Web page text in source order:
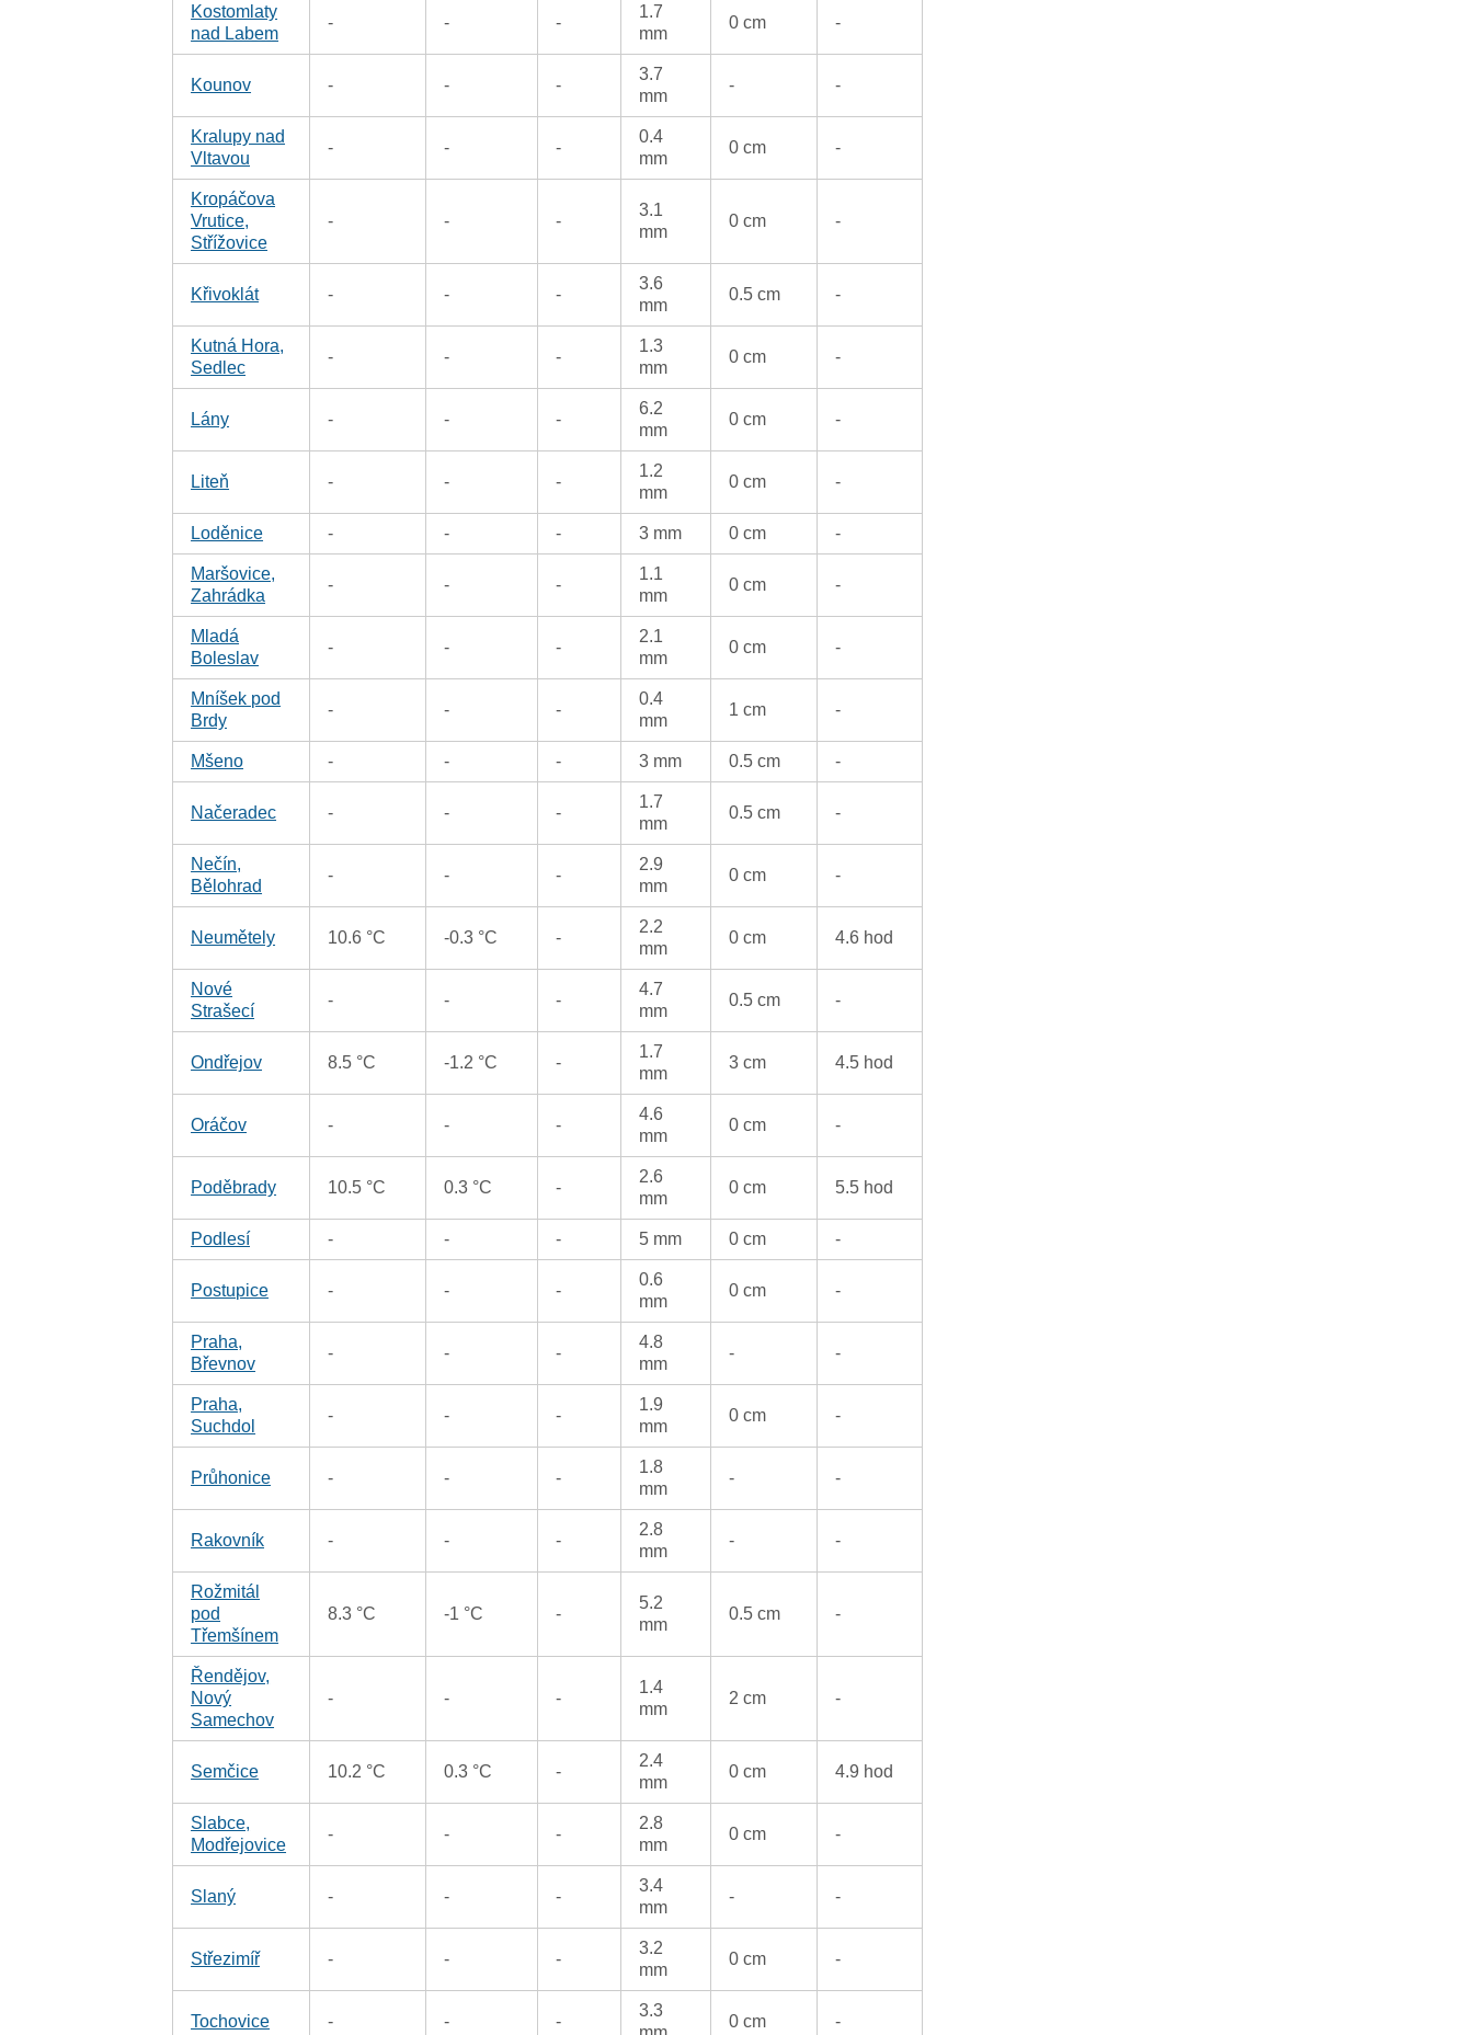
Kostomlaty
nad Labem
- - -
1.7
mm
0 cm -
Kounov - - -
3.7
mm
- -
Kralupy nad
Vltavou
- - -
0.4
mm
0 cm -
Kropáčova
Vrutice,
Střížovice
- - -
3.1
mm
0 cm -
Křivoklát - - -
3.6
mm
0.5 cm -
Kutná Hora,
Sedlec
- - -
1.3
mm
0 cm -
Lány - - -
6.2
mm
0 cm -
Liteň - - -
1.2
mm
0 cm -
Loděnice - - - 3 mm 0 cm -
Maršovice,
Zahrádka
- - -
1.1
mm
0 cm -
Mladá
Boleslav
- - -
2.1
mm
0 cm -
Mníšek pod
Brdy
- - -
0.4
mm
1 cm -
Mšeno - - - 3 mm 0.5 cm -
Načeradec - - -
1.7
mm
0.5 cm -
Nečín,
Bělohrad
- - -
2.9
mm
0 cm -
Neumětely 10.6 °C -0.3 °C -
2.2
mm
0 cm 4.6 hod
Nové
Strašecí
- - -
4.7
mm
0.5 cm -
Ondřejov 8.5 °C -1.2 °C -
1.7
mm
3 cm 4.5 hod
Oráčov - - -
4.6
mm
0 cm -
Poděbrady 10.5 °C 0.3 °C -
2.6
mm
0 cm 5.5 hod
Podlesí - - - 5 mm 0 cm -
Postupice - - -
0.6
mm
0 cm -
Praha,
Břevnov
- - -
4.8
mm
- -
Praha,
Suchdol
- - -
1.9
mm
0 cm -
Průhonice - - -
1.8
mm
- -
Rakovník - - -
2.8
mm
- -
Rožmitál
pod
Třemšínem
8.3 °C -1 °C -
5.2
mm
0.5 cm -
Řendějov,
Nový
Samechov
- - -
1.4
mm
2 cm -
Semčice 10.2 °C 0.3 °C -
2.4
mm
0 cm 4.9 hod
Slabce,
Modřejovice
- - -
2.8
mm
0 cm -
Slaný - - -
3.4
mm
- -
Střezimíř - - -
3.2
mm
0 cm -
Tochovice - - -
3.3
0 cm -